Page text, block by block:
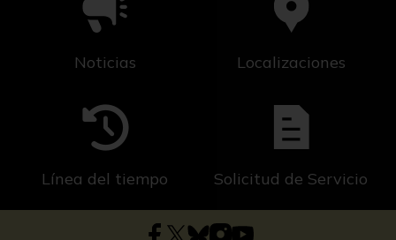
Noticias Localizaciones
Línea del tiempo Solicitud de Servicio